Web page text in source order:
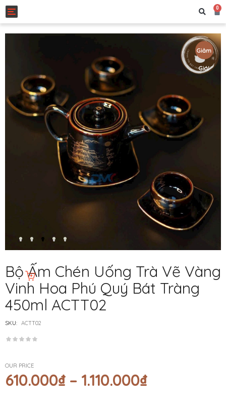
Toggle navigation 0
Giảm
Giá!
Bộ Ấm Chén Uống Trà Vẽ Vàng
Vinh Hoa Phú Quý Bát Tràng
450ml ACTT02
SKU: ACTT02
OUR PRICE
610.000₫ – 1.110.000₫